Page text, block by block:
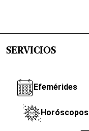
SERVICIOS
Efemérides
Horóscopos